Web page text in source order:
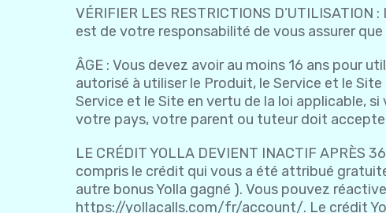
VÉRIFIER LES RESTRICTIONS
est de votre responsabilité de vous assurer
ÂGE : Vous devez avoir au moins 16 ans pour
autorisé à utiliser le Produit, le Service et le
Service et le Site en vertu de la loi applicable,
votre pays, votre parent ou tuteur doit
LE CRÉDIT YOLLA DEVIENT INACTIF APRÈS
compris le crédit qui vous a été attribué
autre bonus Yolla gagné ). Vous pouvez
https://yollacalls.com/fr/account/. Le crédit